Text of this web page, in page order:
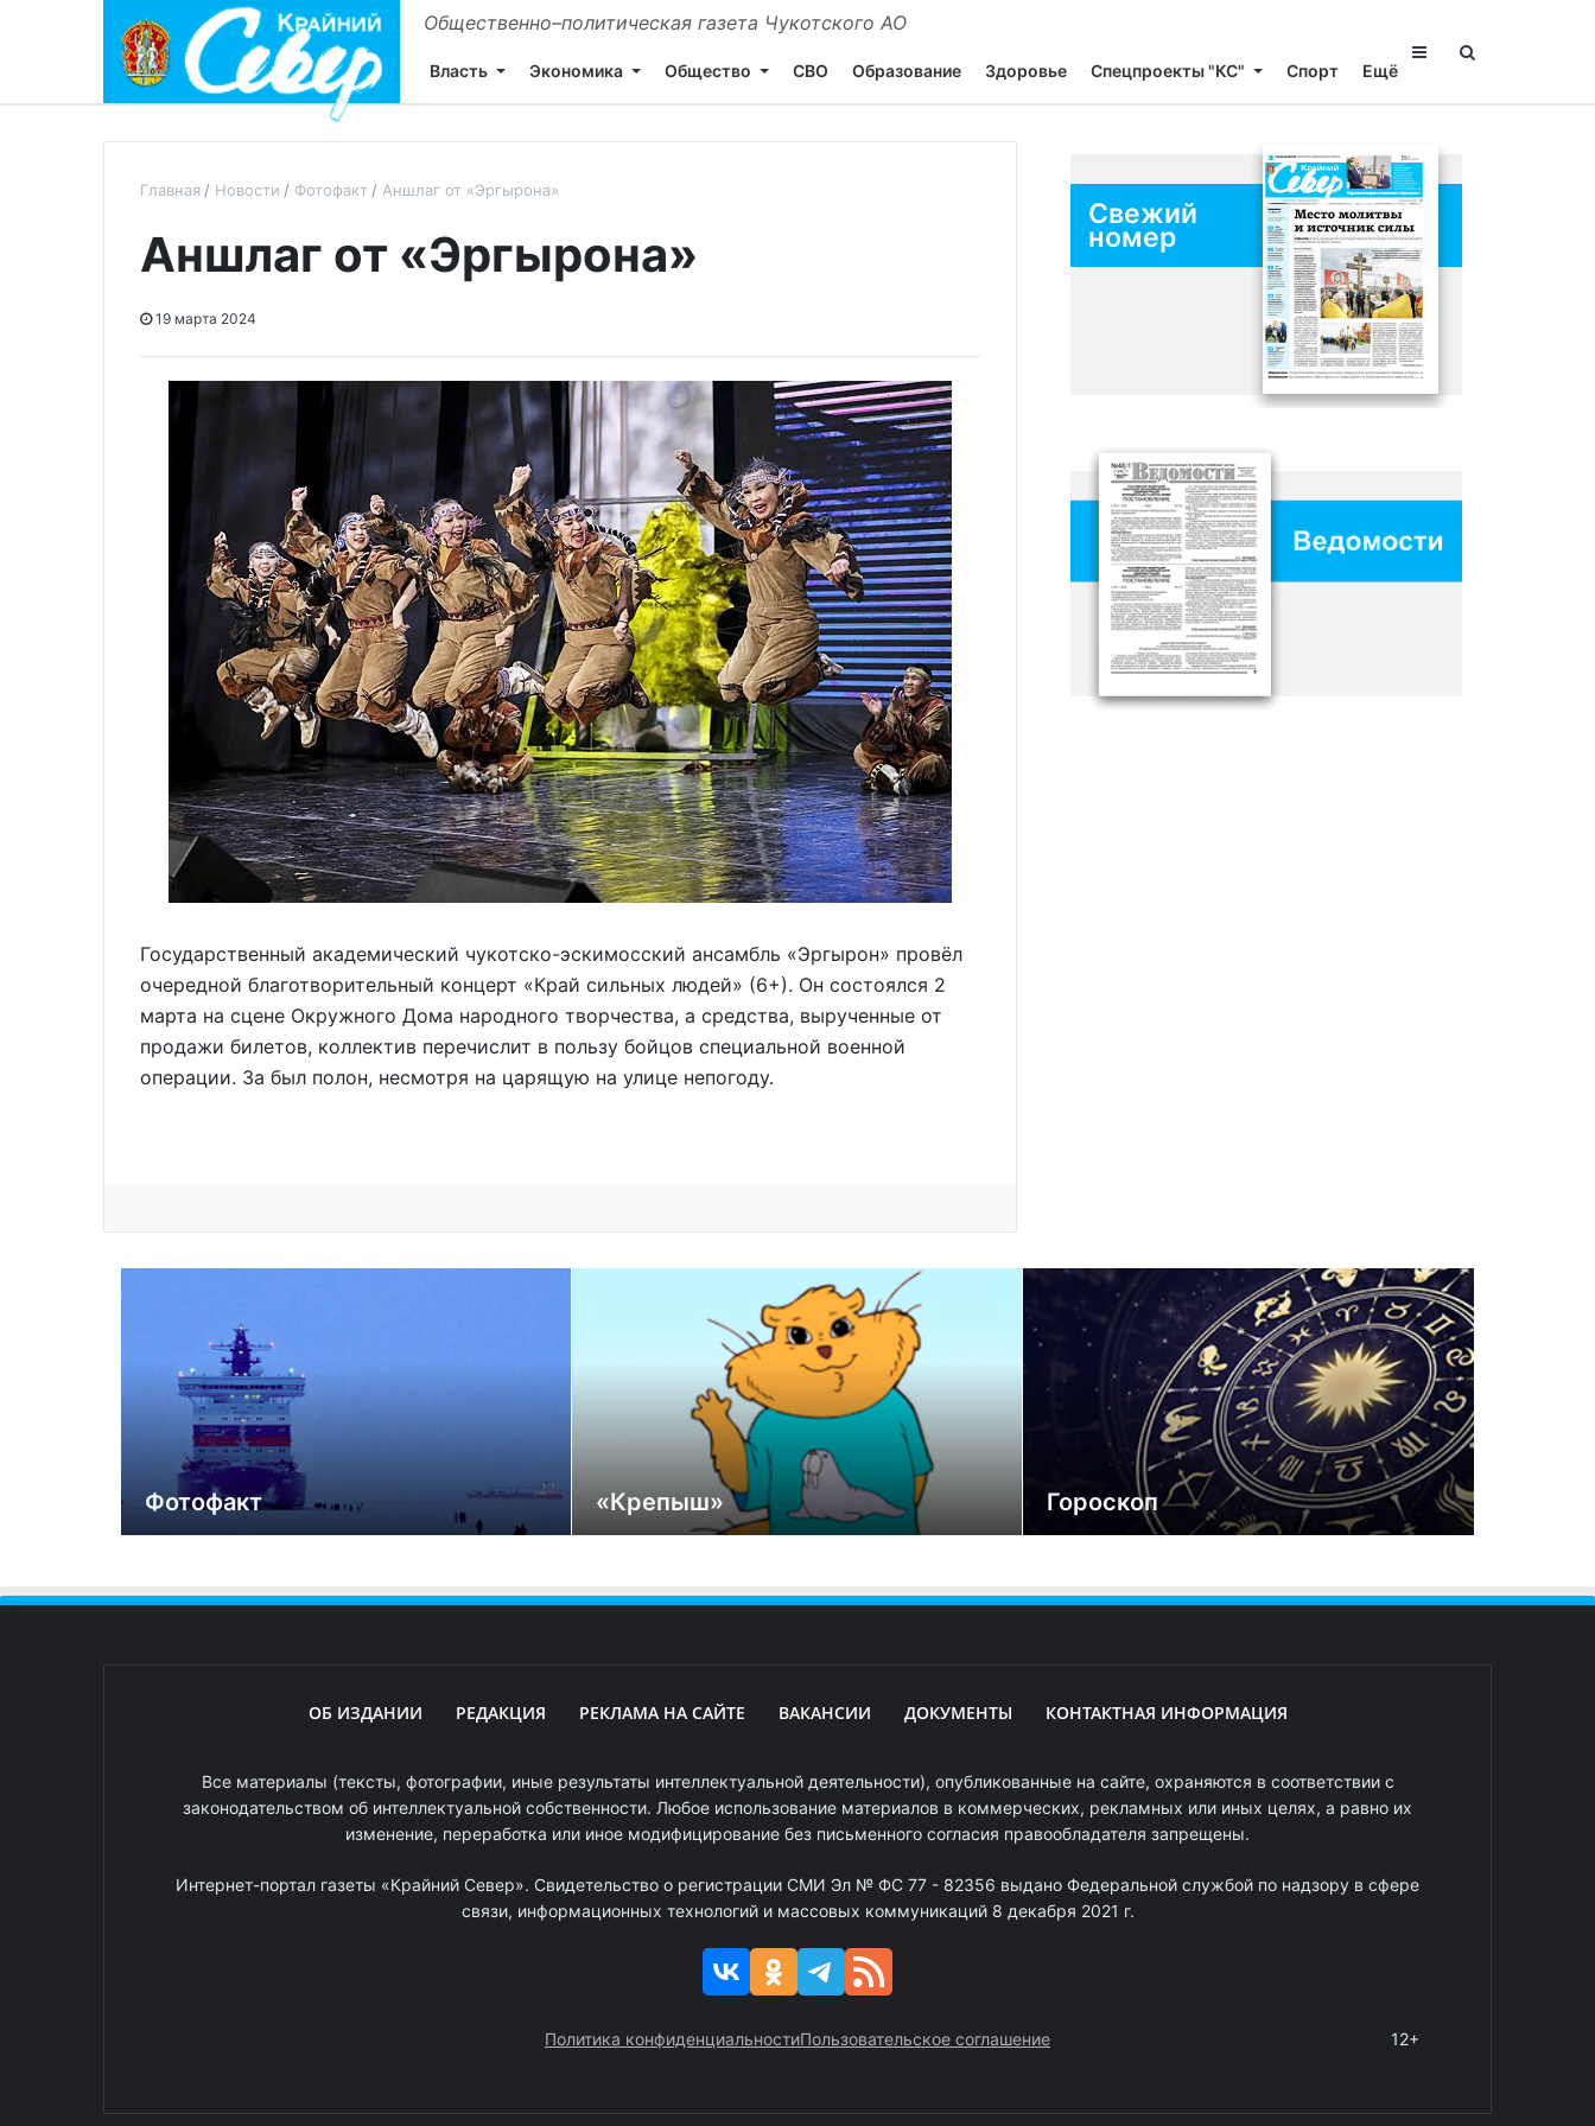
Общественно–политическая газета Чукотского АО
Власть Экономика Общество СВО Образование Здоровье Спецпроекты "КС" Спорт Ещё
Главная Новости Фотофакт Аншлаг от «Эргырона»
Аншлаг от «Эргырона»
19 марта 2024
Государственный академический чукотско-эскимосский ансамбль «Эргырон» провёл
очередной благотворительный концерт «Край сильных людей» (6+). Он состоялся 2
марта на сцене Окружного Дома народного творчества, а средства, вырученные от
продажи билетов, коллектив перечислит в пользу бойцов специальной военной
операции. За был полон, несмотря на царящую на улице непогоду.
Свежий
номер
Фотофакт «Крепыш» Гороскоп
ОБ ИЗДАНИИ РЕДАКЦИЯ РЕКЛАМА НА САЙТЕ ВАКАНСИИ ДОКУМЕНТЫ КОНТАКТНАЯ ИНФОРМАЦИЯ
Все материалы (тексты, фотографии, иные результаты интеллектуальной деятельности), опубликованные на сайте, охраняются в соответствии с
законодательством об интеллектуальной собственности. Любое использование материалов в коммерческих, рекламных или иных целях, а равно их
изменение, переработка или иное модифицирование без письменного согласия правообладателя запрещены.
Интернет-портал газеты «Крайний Север». Свидетельство о регистрации СМИ Эл № ФС 77 - 82356 выдано Федеральной службой по надзору в сфере
связи, информационных технологий и массовых коммуникаций 8 декабря 2021 г.
Политика конфиденциальностиПользовательское соглашение 12+